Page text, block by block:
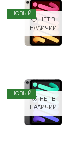
НОВЫЙ
НЕТ В
НАЛИЧИИ
НОВЫЙ
НЕТ В
НАЛИЧИИ